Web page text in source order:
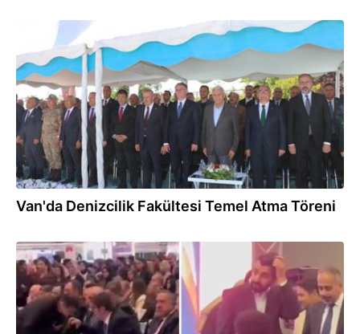
08.06.2026
Van'da Denizcilik Fakültesi Temel Atma Töreni
05.05.2026